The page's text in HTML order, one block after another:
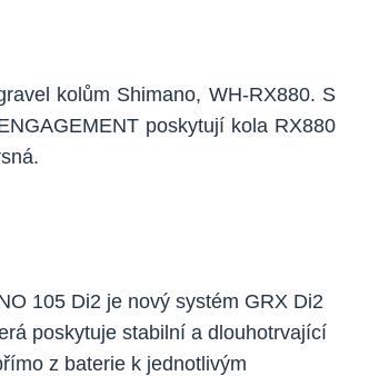
kolům Shimano, WH-RX880. S
poskytují kola RX880
105 Di2 je nový systém GRX Di2
poskytuje stabilní a dlouhotrvající
z baterie k jednotlivým